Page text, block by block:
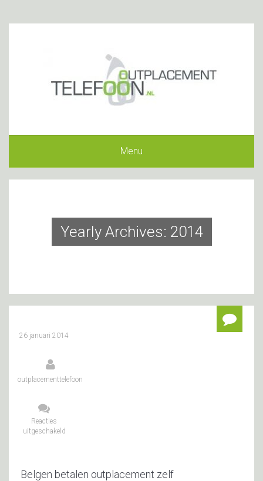
Menu
Yearly Archives: 2014
26 januari 2014
outplacementtelefoon
Reacties
uitgeschakeld
zelf
Belgen betalen outplacement zelf